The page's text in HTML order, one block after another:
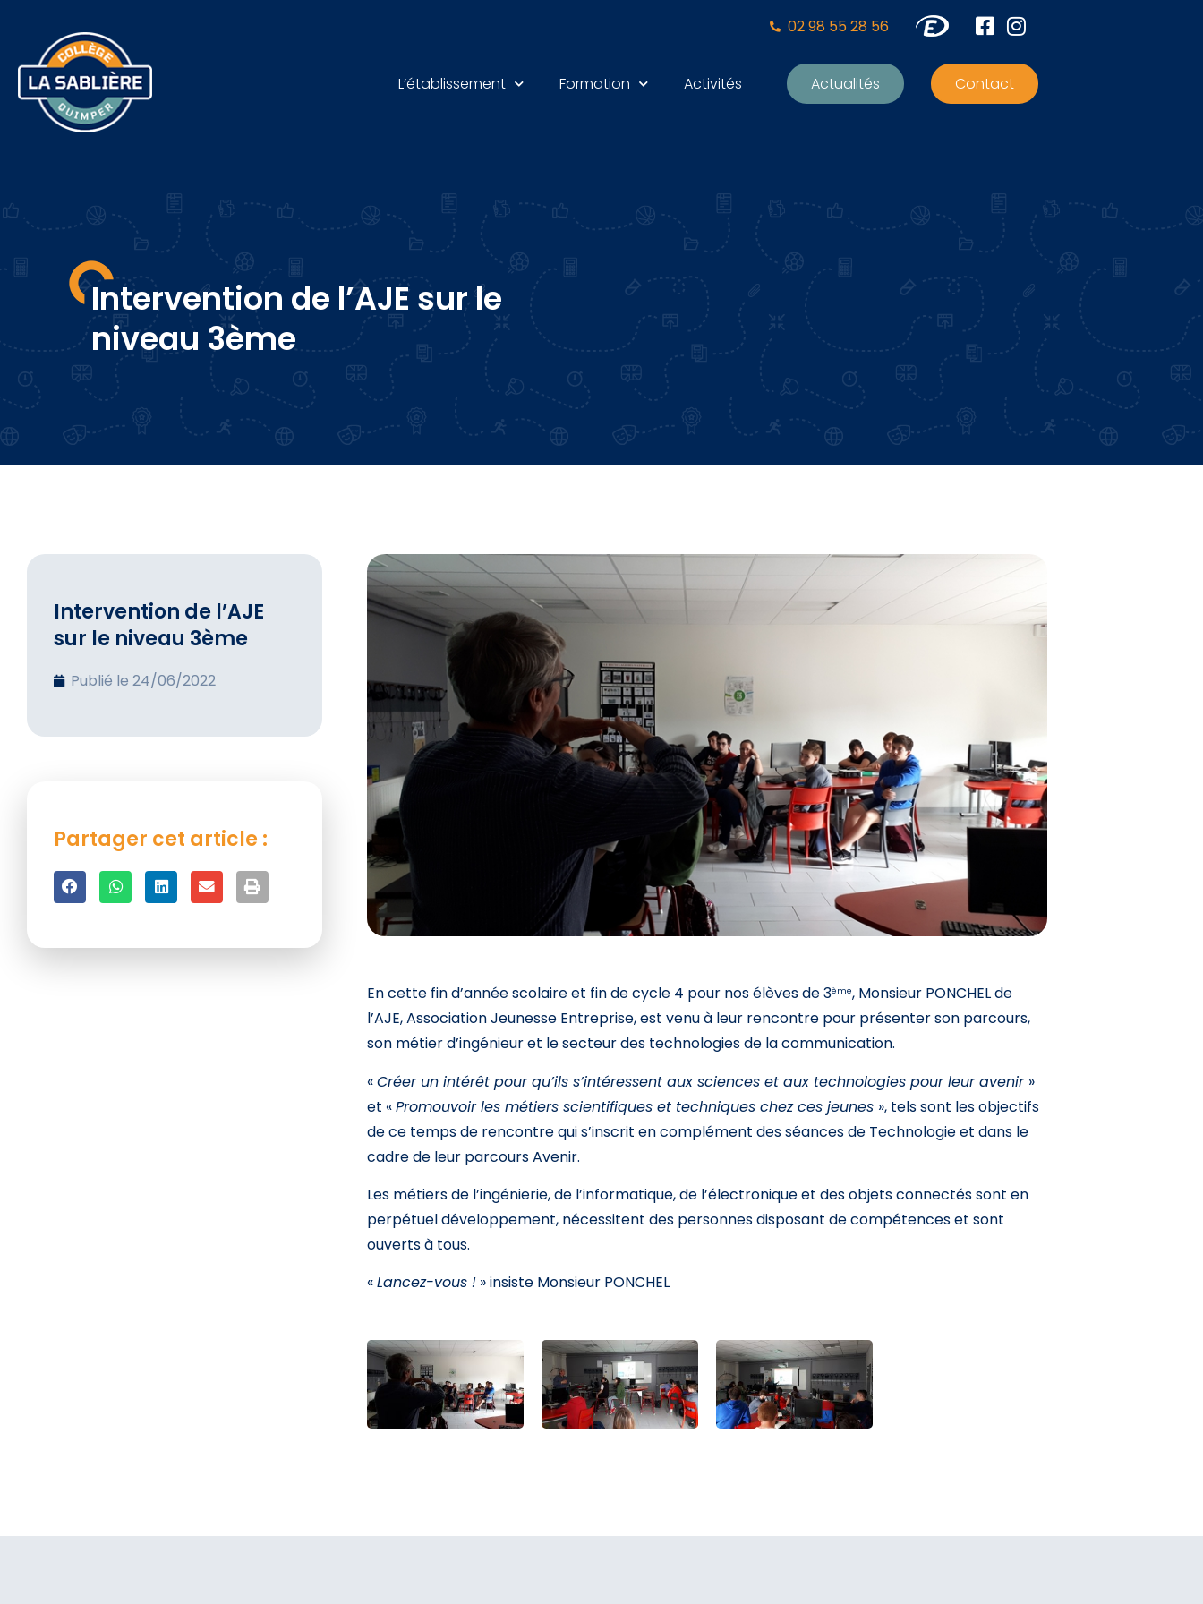
02 98 55 28 56
L’établissement Formation Activités Actualités Contact
Intervention de l’AJE sur le
niveau 3ème
Intervention de l’AJE
sur le niveau 3ème
Publié le 24/06/2022
Partager cet article :
En cette fin d’année scolaire et fin de cycle 4 pour nos élèves de 3ème, Monsieur PONCHEL de
l’AJE, Association Jeunesse Entreprise, est venu à leur rencontre pour présenter son parcours,
son métier d’ingénieur et le secteur des technologies de la communication.
«Créer un intérêt pour qu’ils s’intéressent aux sciences et aux technologies pour leur avenir »
et «Promouvoir les métiers scientifiques et techniques chez ces jeunes », tels sont les objectifs
de ce temps de rencontre qui s’inscrit en complément des séances de Technologie et dans le
cadre de leur parcours Avenir.
Les métiers de l’ingénierie, de l’informatique, de l’électronique et des objets connectés sont en
perpétuel développement, nécessitent des personnes disposant de compétences et sont
ouverts à tous.
«Lancez-vous !» insiste Monsieur PONCHEL